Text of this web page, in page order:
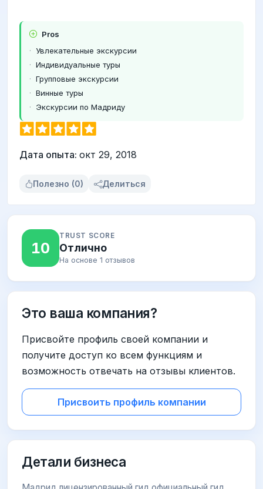
Pros
Увлекательные экскурсии
Индивидуальные туры
Групповые экскурсии
Винные туры
Экскурсии по Мадриду
Дата опыта: окт 29, 2018
Полезно (0) Делиться
10
TRUST SCORE
Отлично
На основе 1 отзывов
Это ваша компания?
Присвойте профиль своей компании и
получите доступ ко всем функциям и
возможность отвечать на отзывы клиентов.
Присвоить профиль компании
Детали бизнеса